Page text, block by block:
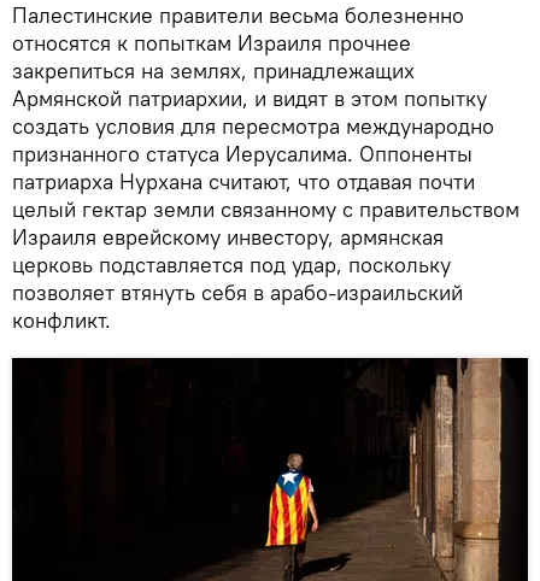
Палестинские правители весьма болезненно
относятся к попыткам Израиля прочнее
закрепиться на землях, принадлежащих
Армянской патриархии, и видят в этом попытку
создать условия для пересмотра международно
признанного статуса Иерусалима. Оппоненты
патриарха Нурхана считают, что отдавая почти
целый гектар земли связанному с правительством
Израиля еврейскому инвестору, армянская
церковь подставляется под удар, поскольку
позволяет втянуть себя в арабо-израильский
конфликт.